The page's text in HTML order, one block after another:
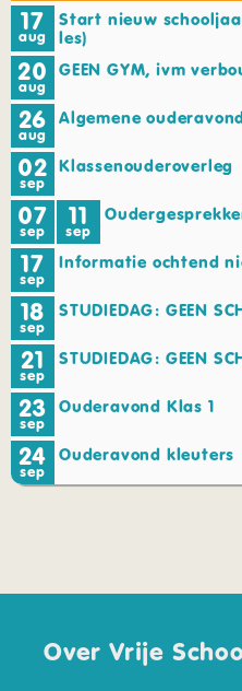
17
aug
Start nieuw
les)
20
aug
GEEN GYM, ivm
26
aug
Algemene
02
sep
Klassenouderoverleg
07
sep 11
sep
17
sep
Informatie ochtend
18
sep
STUDIEDAG: GEEN
21
sep
STUDIEDAG: GEEN
23
sep
Ouderavond Klas 1
24
sep
Ouderavond kleuters
Over Vrije